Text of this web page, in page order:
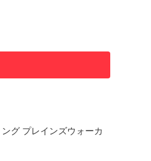
グ プレインズウォーカ